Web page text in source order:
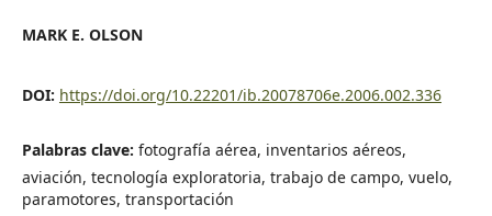
MARK E. OLSON
DOI: https://doi.org/10.22201/ib.20078706e.2006.002.336
Palabras clave: fotografía aérea, inventarios aéreos,
aviación, tecnología exploratoria, trabajo de campo, vuelo,
paramotores, transportación